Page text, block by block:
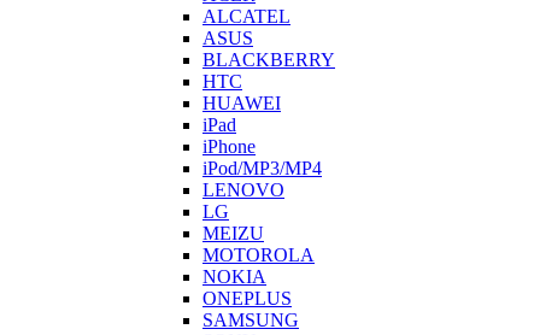
ALCATEL
ASUS
BLACKBERRY
HTC
HUAWEI
iPad
iPhone
iPod/MP3/MP4
LENOVO
LG
MEIZU
MOTOROLA
NOKIA
ONEPLUS
SAMSUNG